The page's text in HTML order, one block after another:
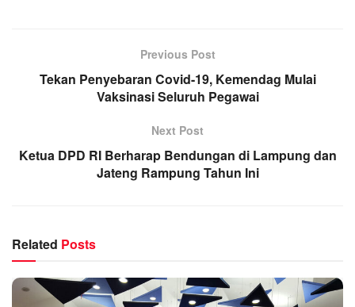
Previous Post
Tekan Penyebaran Covid-19, Kemendag Mulai
Vaksinasi Seluruh Pegawai
Next Post
Ketua DPD RI Berharap Bendungan di Lampung dan
Jateng Rampung Tahun Ini
Related Posts